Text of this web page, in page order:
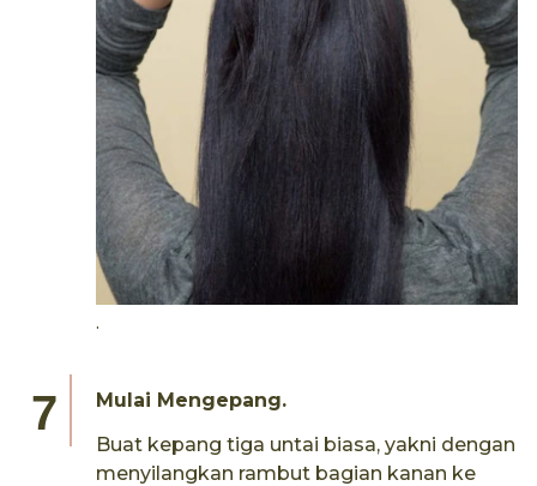
.
Mulai Mengepang.
Buat kepang tiga untai biasa, yakni dengan
menyilangkan rambut bagian kanan ke